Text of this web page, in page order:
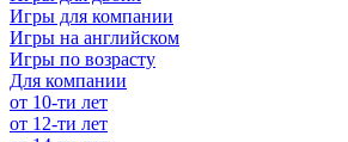
Игры для компании
Игры на английском
Игры по возрасту
Для компании
от 10-ти лет
от 12-ти лет